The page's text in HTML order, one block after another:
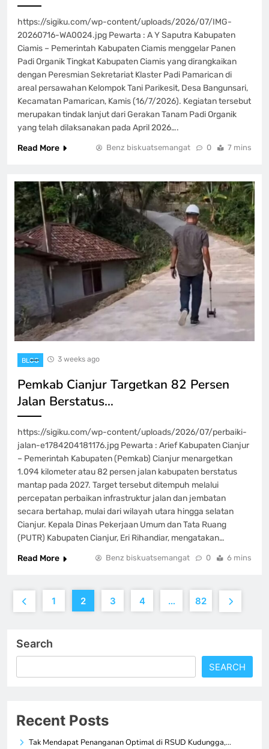
https://sigiku.com/wp-content/uploads/2026/07/IMG-
20260716-WA0024.jpg Pewarta : A Y Saputra Kabupaten
Ciamis – Pemerintah Kabupaten Ciamis menggelar Panen
Padi Organik Tingkat Kabupaten Ciamis yang dirangkaikan
dengan Peresmian Sekretariat Klaster Padi Pamarican di
areal persawahan Kelompok Tani Parikesit, Desa Bangunsari,
Kecamatan Pamarican, Kamis (16/7/2026). Kegiatan tersebut
merupakan tindak lanjut dari Gerakan Tanam Padi Organik
yang telah dilaksanakan pada April 2026….
Read More
Benz biskuatsemangat 0 7 mins
BLOG 3 weeks ago
Pemkab Cianjur Targetkan 82 Persen
Jalan Berstatus…
https://sigiku.com/wp-content/uploads/2026/07/perbaiki-
jalan-e1784204181176.jpg Pewarta : Arief Kabupaten Cianjur
– Pemerintah Kabupaten (Pemkab) Cianjur menargetkan
1.094 kilometer atau 82 persen jalan kabupaten berstatus
mantap pada 2027. Target tersebut ditempuh melalui
percepatan perbaikan infrastruktur jalan dan jembatan
secara bertahap, mulai dari wilayah utara hingga selatan
Cianjur. Kepala Dinas Pekerjaan Umum dan Tata Ruang
(PUTR) Kabupaten Cianjur, Eri Rihandiar, mengatakan…
Read More
Benz biskuatsemangat 0 6 mins
1 2 3 4 … 82
Search
SEARCH
Recent Posts
Tak Mendapat Penanganan Optimal di RSUD Kudungga,…